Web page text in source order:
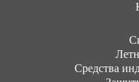
Средства